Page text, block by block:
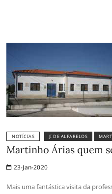
NOTÍCIAS JI DE ALFARELOS
Martinho Árias quem
23-Jan-2020
Mais uma fantástica visita da